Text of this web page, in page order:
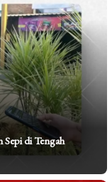
di Tengah